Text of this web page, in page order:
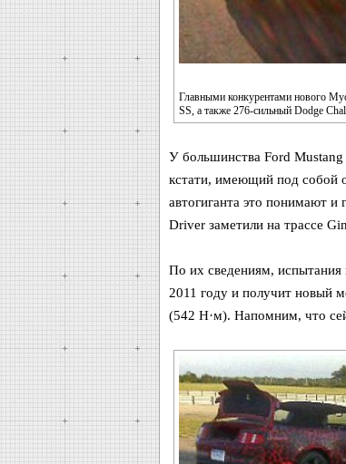
Главными конкурентами нового
SS, а также 276-сильный Dodge
У большинства Ford
кстати, имеющий под собой
автогиганта это понимают
Driver заметили на трассе
По их сведениям, испытания
2011 году и получит новый
(542 Н·м). Напомним, что